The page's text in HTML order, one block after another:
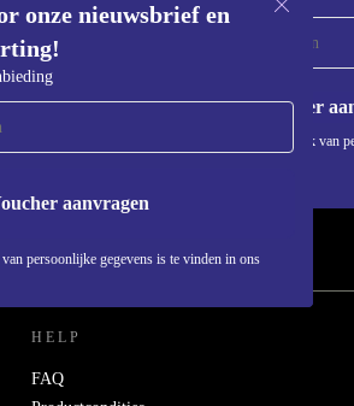
onze nieuwsbrief en
aanvragen
persoonlijke gegevens is te vinden in ons
en
Voucher
Informatie over het gebruik van
NEW.
HELP
FAQ